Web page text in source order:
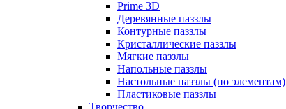
Prime 3D
Деревянные паззлы
Контурные паззлы
Кристаллические паззлы
Мягкие паззлы
Напольные паззлы
Настольные паззлы (по элементам)
Пластиковые паззлы
Творчество